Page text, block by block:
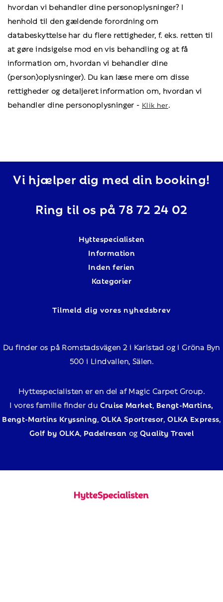
hvordan vi behandler dine personoplysninger? I
henhold til den gældende forordning om
databeskyttelse har du flere rettigheder, f. eks. retten til
at gøre indsigelse mod en vis behandling og at få
information om, hvordan vi behandler dine
(person)oplysninger). Du kan læse mere om disse
rettigheder og detaljeret information om, hvordan vi
behandler dine personoplysninger - Klik her.
Vi hjælper dig med din booking!
Ring til os på 78 72 24 02
Hyttespecialisten
Information
Inden ferien
Kategorier
Tilmeld dig vores nyhedsbrev
Du finder os på Romstadsvägen 2 i Karlstad og i Gröna Byn
500 i Lindvallen, Sälen.
Hyttespecialisten er en del af Magic Carpet Group.
I vores familie finder du Cruise Market, Bengt-Martins,
Bengt-Martins Kryssning,OLKA Sportresor,OLKA Express,
Golf by OLKA, Padelresan ogQuality Travel